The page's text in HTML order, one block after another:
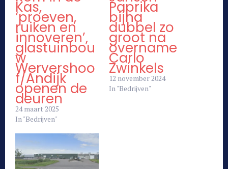
Kas,
‘proeven,
ruiken en
innoveren’,
glastuinbou
w
Wervershoo
f/Andijk
openen de
deuren
24 maart 2025
In "Bedrijven"
Paprika
bijna
dubbel zo
groot na
overname
Carlo
Zwinkels
12 november 2024
In "Bedrijven"